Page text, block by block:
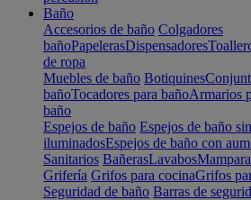
Baño
Accesorios de baño Colgadores
bañoPapelerasDispensadores
de ropa
Muebles de baño Botiquines
bañoTocadores para bañoArmarios
baño
Espejos de baño Espejos de baño
iluminadosEspejos de baño con
Sanitarios BañerasLavabos
Grifería Grifos para cocinaGrifos
Seguridad de baño Barras de